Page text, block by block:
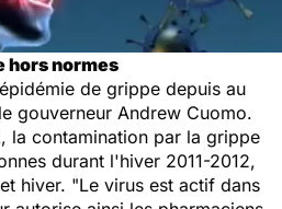
hors normes
de grippe depuis au
gouverneur Andrew Cuomo.
la contamination par la grippe
durant l'hiver 2011-2012,
hiver. "Le virus est actif dans